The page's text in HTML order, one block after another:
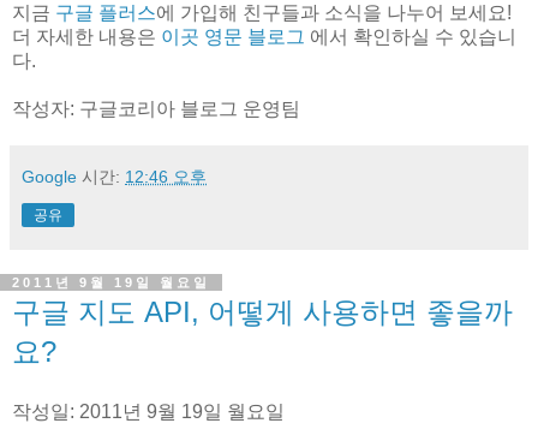
지금 구글 플러스에 가입해 친구들과 소식을 나누어 보세요!
더 자세한 내용은 이곳 영문 블로그 에서 확인하실 수 있습니
다.
작성자: 구글코리아 블로그 운영팀
Google 시간: 12:46 오후
공유
2011년 9월 19일 월요일
구글 지도 API, 어떻게 사용하면 좋을까
요?
작성일: 2011년 9월 19일 월요일